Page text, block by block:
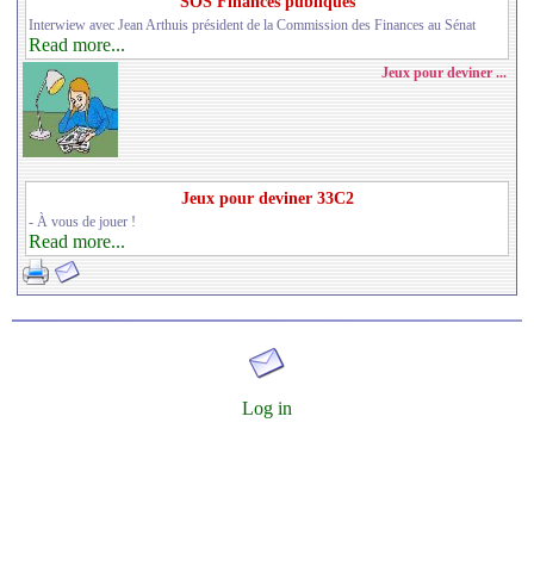
Interwiew avec Jean Arthuis président de la Commission des Finances au Sénat
Read more...
Jeux pour deviner ...
Jeux pour deviner 33C2
- À vous de jouer !
Read more...
Log in